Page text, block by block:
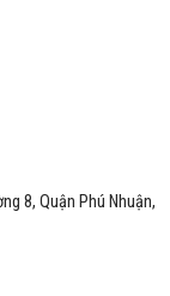
8, Quận Phú Nhuận,